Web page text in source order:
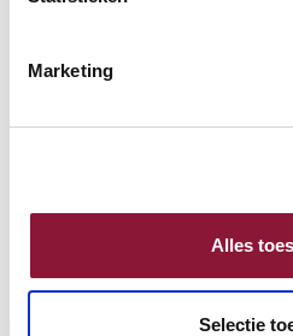
Marketing
Alles
Selectie
Op zoek naar aantallen? Maak je
direct een offerte op maat aan.
Toevoegen aan vergelijker